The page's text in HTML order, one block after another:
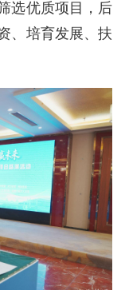
选优质项目，后
、培育发展、扶